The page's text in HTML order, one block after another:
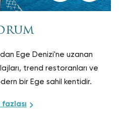
Ege Denizi'ne uzanan
trend restoranları ve
bir Ege sahil kentidir.